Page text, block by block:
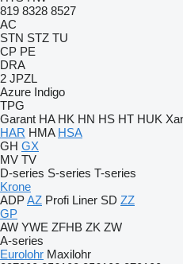
819 8328 8527
AC
STN STZ TU
CP PE
DRA
2 JPZL
Azure Indigo
TPG
Garant HA HK HN HS HT HUK
HAR HMA HSA
GH GX
MV TV
D-series S-series T-series
Krone
ADPAZ Profi Liner SD ZZ
GP
AW YWE ZFHB ZK ZW
A-series
Eurolohr Maxilohr